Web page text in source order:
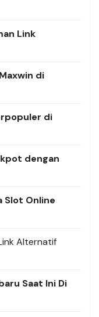
Link
di
di
dengan
Slot Online
Alternatif
Saat Ini Di